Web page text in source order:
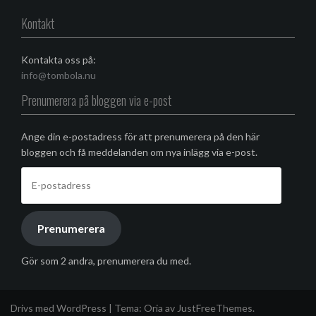
Kontakt
Kontakta oss på:
info@tombola.nu
Prenumerera på bloggen via e-post
Ange din e-postadress för att prenumerera på den här
bloggen och få meddelanden om nya inlägg via e-post.
postadress
Prenumerera
Gör som 2 andra, prenumerera du med.
Drivs med WordPress | Tema: Oria av JustFreeThemes.